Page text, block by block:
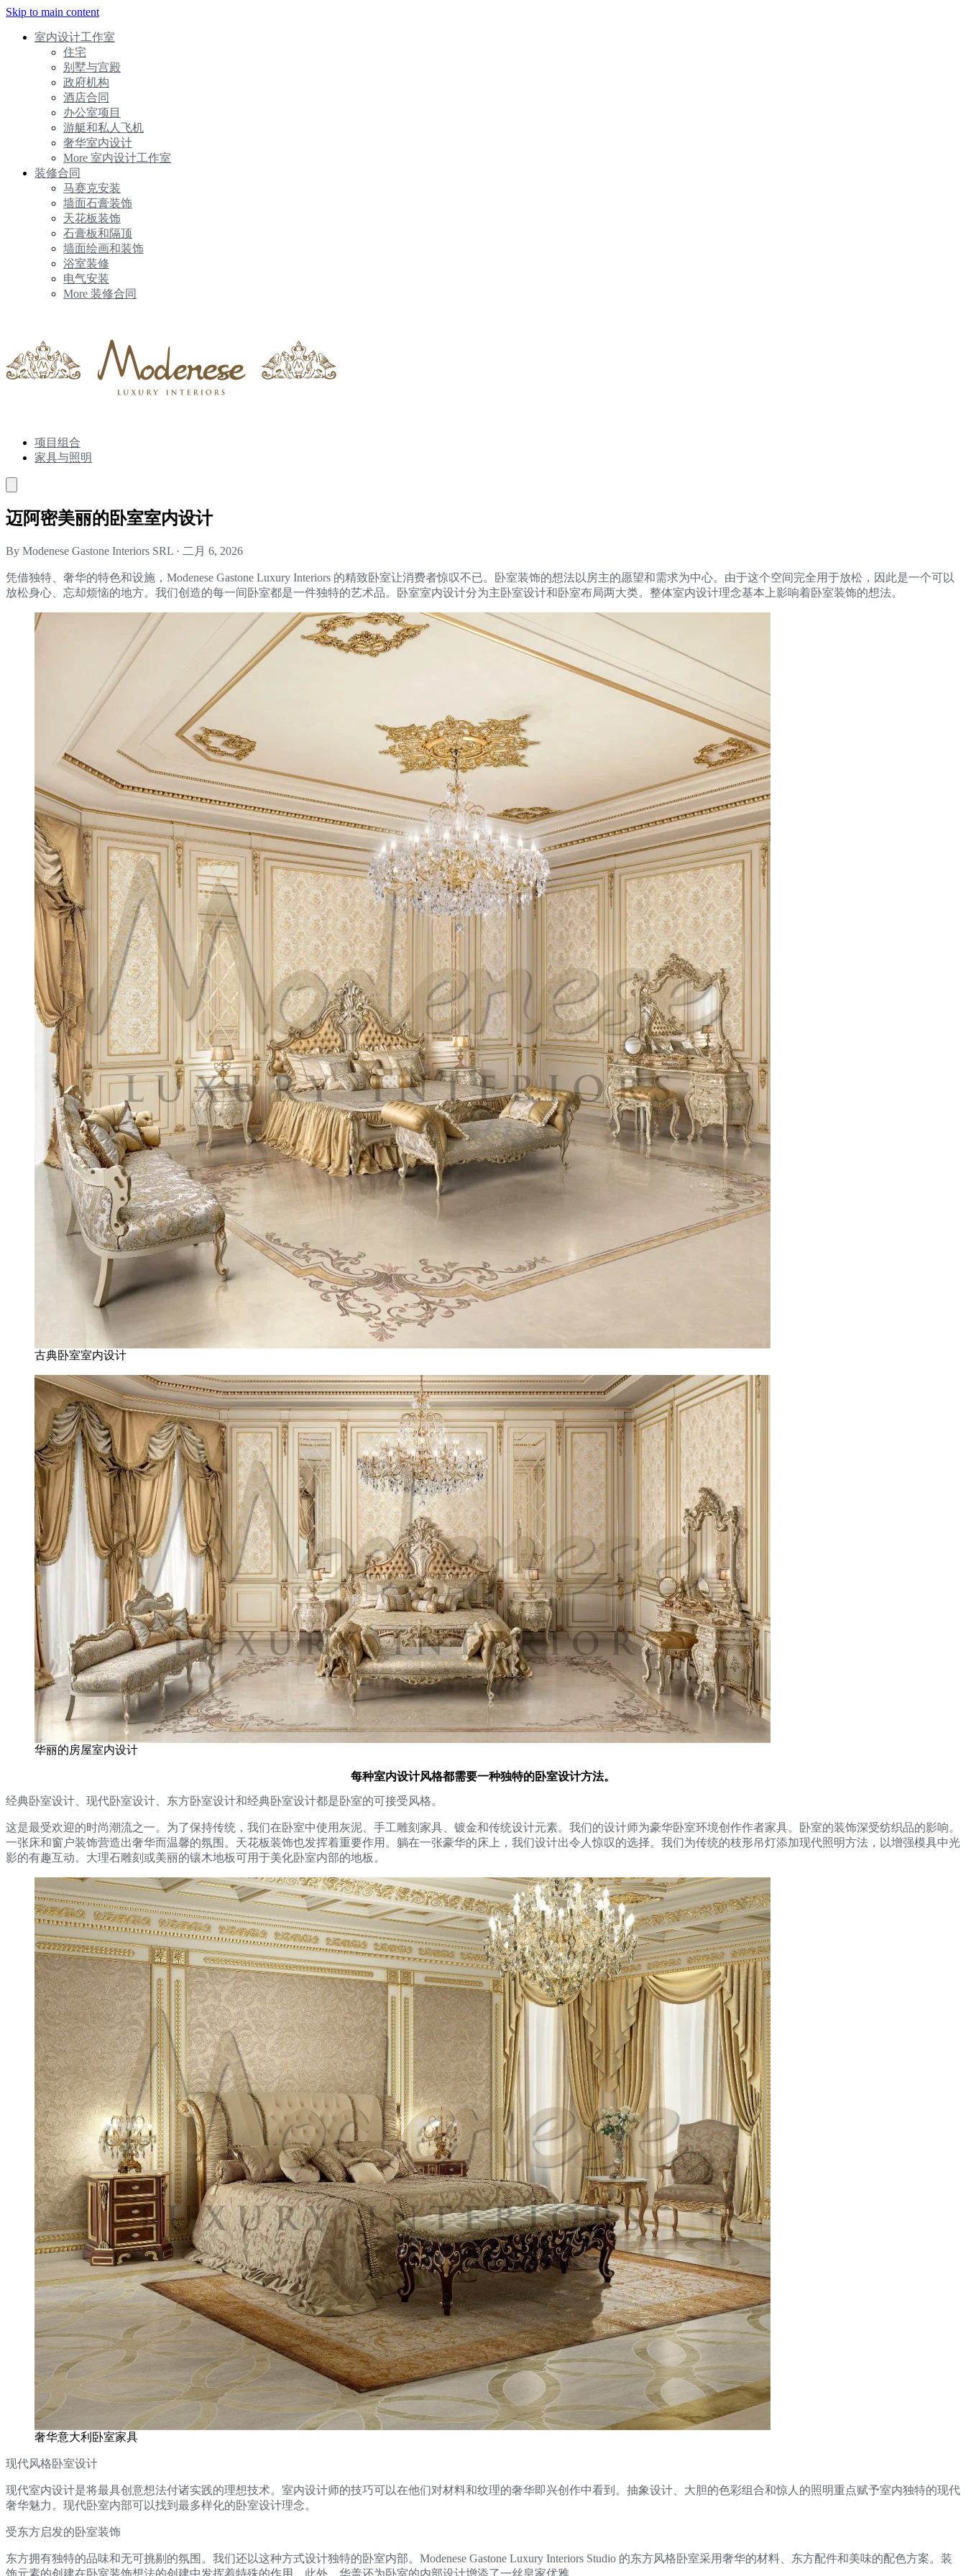
Skip to main content
室内设计工作室
住宅
别墅与宫殿
政府机构
酒店合同
办公室项目
游艇和私人飞机
奢华室内设计
More 室内设计工作室
装修合同
马赛克安装
墙面石膏装饰
天花板装饰
石膏板和隔顶
墙面绘画和装饰
浴室装修
电气安装
More 装修合同
项目组合
家具与照明
迈阿密美丽的卧室室内设计
By Modenese Gastone Interiors SRL · 二月 6, 2026
凭借独特、奢华的特色和设施，Modenese Gastone Luxury Interiors 的精致卧室让消费者惊叹不已。卧室装饰的想法以房主的愿望和需求为中心。由于这个空间完全用于放松，因此是一个可以
放松身心、忘却烦恼的地方。我们创造的每一间卧室都是一件独特的艺术品。卧室室内设计分为主卧室设计和卧室布局两大类。整体室内设计理念基本上影响着卧室装饰的想法。
古典卧室室内设计
华丽的房屋室内设计
每种室内设计风格都需要一种独特的卧室设计方法。
经典卧室设计、现代卧室设计、东方卧室设计和经典卧室设计都是卧室的可接受风格。
这是最受欢迎的时尚潮流之一。为了保持传统，我们在卧室中使用灰泥、手工雕刻家具、镀金和传统设计元素。我们的设计师为豪华卧室环境创作作者家具。卧室的装饰深受纺织品的影响。
一张床和窗户装饰营造出奢华而温馨的氛围。天花板装饰也发挥着重要作用。躺在一张豪华的床上，我们设计出令人惊叹的选择。我们为传统的枝形吊灯添加现代照明方法，以增强模具中光
影的有趣互动。大理石雕刻或美丽的镶木地板可用于美化卧室内部的地板。
奢华意大利卧室家具
现代风格卧室设计
现代室内设计是将最具创意想法付诸实践的理想技术。室内设计师的技巧可以在他们对材料和纹理的奢华即兴创作中看到。抽象设计、大胆的色彩组合和惊人的照明重点赋予室内独特的现代
奢华魅力。现代卧室内部可以找到最多样化的卧室设计理念。
受东方启发的卧室装饰
东方拥有独特的品味和无可挑剔的氛围。我们还以这种方式设计独特的卧室内部。Modenese Gastone Luxury Interiors Studio 的东方风格卧室采用奢华的材料、东方配件和美味的配色方案。装
饰元素的创建在卧室装饰想法的创建中发挥着特殊的作用。此外，华盖还为卧室的内部设计增添了一丝皇家优雅。